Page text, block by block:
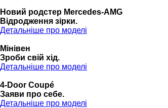
Новий родстер Mercedes-AMG
Відродження зірки.
Детальніше про моделі
Мінівен
Зроби свій хід.
Детальніше про моделі
4-Door Coupé
Заяви про себе.
Детальніше про моделі